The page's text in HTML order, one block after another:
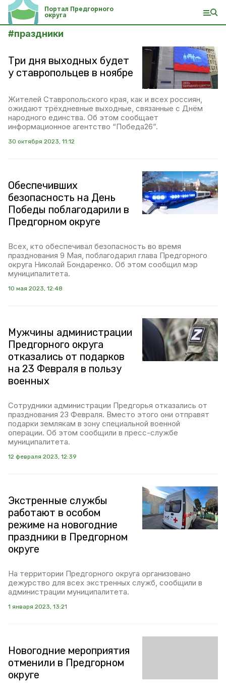
Портал Предгорного
округа
#праздники
Три дня выходных будет
у ставропольцев в ноябре
Жителей Ставропольского края, как и всех россиян,
ожидают трёхдневные выходные, связанные с Днём
народного единства. Об этом сообщает
информационное агентство “Победа26”.
30 октября 2023, 11:12
Обеспечивших
безопасность на День
Победы поблагодарили в
Предгорном округе
Всех, кто обеспечивал безопасность во время
празднования 9 Мая, поблагодарил глава Предгорного
округа Николай Бондаренко. Об этом сообщил мэр
муниципалитета.
10 мая 2023, 12:48
Мужчины администрации
Предгорного округа
отказались от подарков
на 23 Февраля в пользу
военных
Сотрудники администрации Предгорья отказались от
празднования 23 Февраля. Вместо этого они отправят
подарки землякам в зону специальной военной
операции. Об этом сообщили в пресс-службе
муниципалитета.
12 февраля 2023, 12:39
Экстренные службы
работают в особом
режиме на новогодние
праздники в Предгорном
округе
На территории Предгорного округа организовано
дежурство для всех экстренных служб, сообщили в
администрации муниципалитета.
1 января 2023, 13:21
Новогодние мероприятия
отменили в Предгорном
округе